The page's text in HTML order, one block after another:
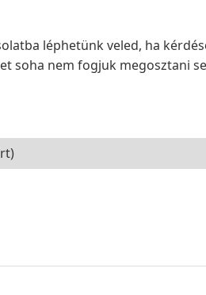
léphetünk veled, ha
soha nem fogjuk megosztani